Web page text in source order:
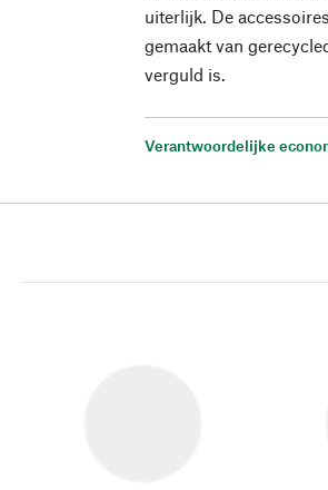
uiterlijk. De
gemaakt van
verguld is.
Verantwoordelijke